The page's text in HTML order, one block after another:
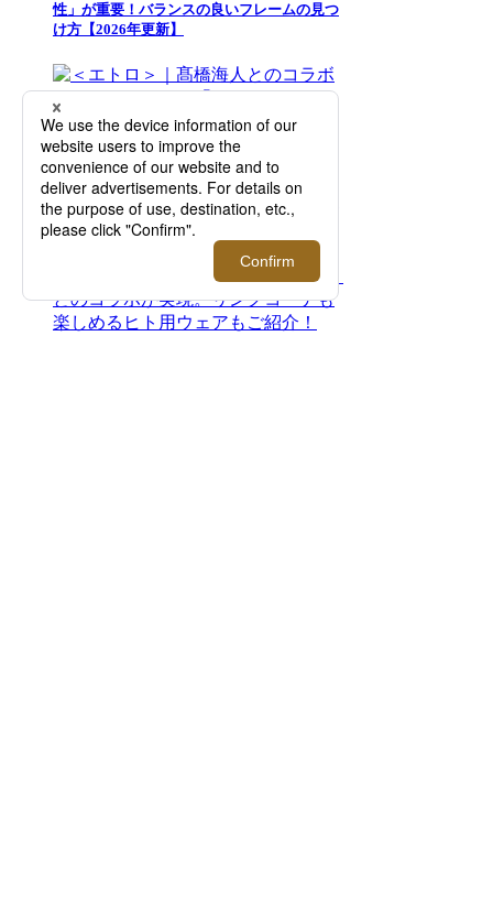
性」が重要！バランスの良いフレームの見つ
け方【2026年更新】
＜エトロ＞｜髙橋海人とのコラボレーション
による「ETRO per Kaito Takahashi」から新
たなコレクションが登場【伊勢丹新宿店】